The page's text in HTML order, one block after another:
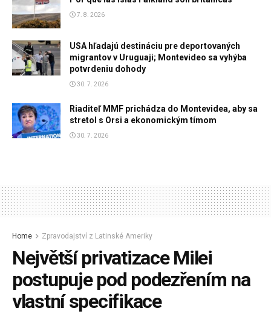
7. 8. 2026
USA hľadajú destináciu pre deportovaných
migrantov v Uruguaji; Montevideo sa vyhýba
potvrdeniu dohody
30. 7. 2026
Riaditeľ MMF prichádza do Montevidea, aby sa
stretol s Orsi a ekonomickým tímom
30. 7. 2026
Home Zpravodajství z Latinské Ameriky
Největší privatizace Milei
postupuje pod podezřením na
vlastní specifikace